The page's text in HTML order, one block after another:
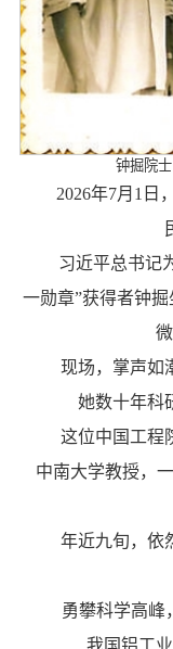
钟掘院
2026年7月1日
习近平总书记
一勋章”获得者钟掘
现场，掌声如
她数十年科
这位中国工程
中南大学教授，
年近九旬，依
勇攀科学高峰
我国铝工